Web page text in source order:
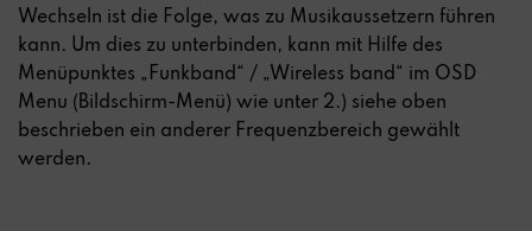
Wechseln ist die Folge, was zu Musikaussetzern führen
kann. Um dies zu unterbinden, kann mit Hilfe des
Menüpunktes „Funkband“ / „Wireless band“ im OSD
Menu (Bildschirm-Menü) wie unter 2.) siehe oben
beschrieben ein anderer Frequenzbereich gewählt
werden.